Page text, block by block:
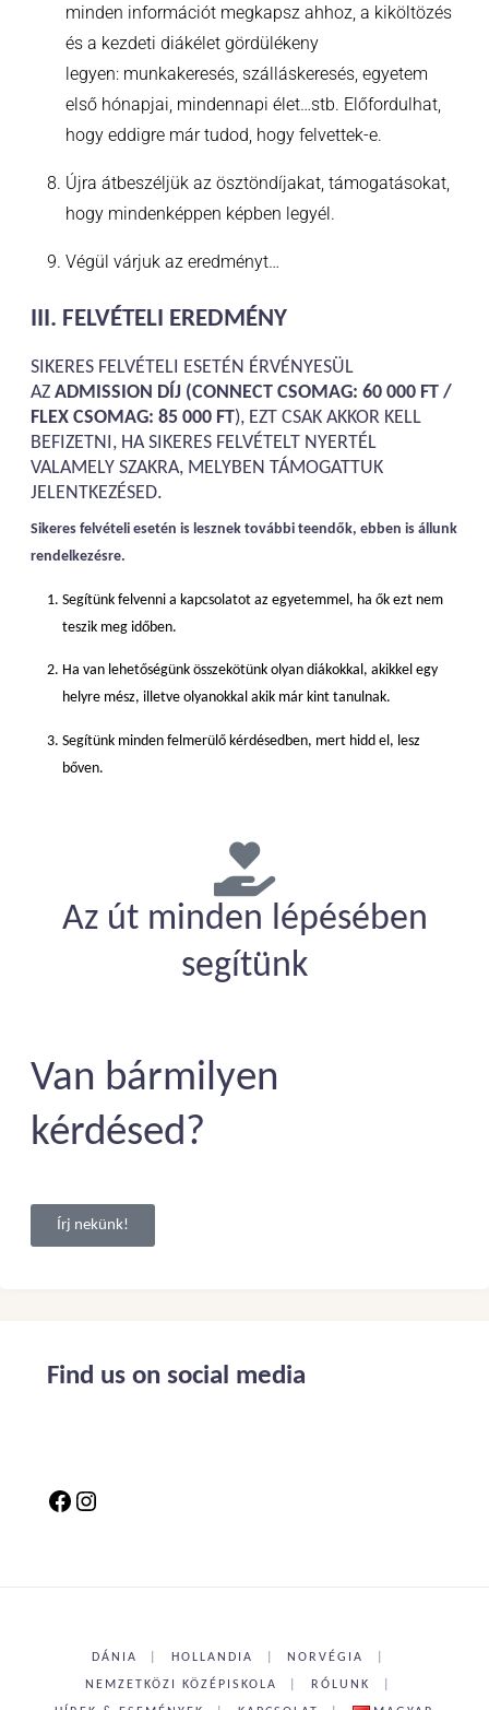
minden információt megkapsz ahhoz, a kiköltözés
és a kezdeti diákélet gördülékeny
legyen: munkakeresés, szálláskeresés, egyetem
első hónapjai, mindennapi élet…stb. Előfordulhat,
hogy eddigre már tudod, hogy felvettek-e.
Újra átbeszéljük az ösztöndíjakat, támogatásokat,
hogy mindenképpen képben legyél.
Végül várjuk az eredményt…
III. FELVÉTELI EREDMÉNY
SIKERES FELVÉTELI ESETÉN ÉRVÉNYESÜL
AZ ADMISSION DÍJ (CONNECT CSOMAG: 60 000 FT /
FLEX CSOMAG: 85 000 FT), EZT CSAK AKKOR KELL
BEFIZETNI, HA SIKERES FELVÉTELT NYERTÉL
VALAMELY SZAKRA, MELYBEN TÁMOGATTUK
JELENTKEZÉSED.
Sikeres felvételi esetén is lesznek további teendők, ebben is állunk
rendelkezésre.
Segítünk felvenni a kapcsolatot az egyetemmel, ha ők ezt nem
teszik meg időben.
Ha van lehetőségünk összekötünk olyan diákokkal, akikkel egy
helyre mész, illetve olyanokkal akik már kint tanulnak.
Segítünk minden felmerülő kérdésedben, mert hidd el, lesz
bőven.
Az út minden lépésében
segítünk
Van bármilyen
kérdésed?
Írj nekünk!
Find us on social media
DÁNIA HOLLANDIA NORVÉGIA
NEMZETKÖZI KÖZÉPISKOLA RÓLUNK